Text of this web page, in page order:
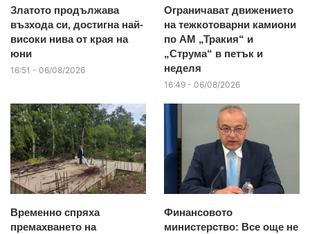
Златото продължава
възхода си, достигна най-
високи нива от края на
юни
16:51 - 06/08/2026
Ограничават движението
на тежкотоварни камиони
по АМ „Тракия“ и
„Струма“ в петък и
неделя
16:49 - 06/08/2026
Временно спряха
премахването на
Финансовото
министерство: Все още не